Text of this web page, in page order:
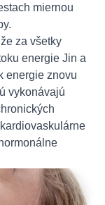
miernou
za všetky
energie Jin a
energie znovu
vykonávajú